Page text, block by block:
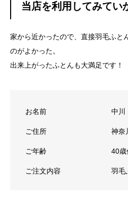
当店を利用してみてい
家から近かったので、直接羽毛ふと
のがよかった。
出来上がったふとんも大満足です！
お名前 中
ご住所 神奈
ご年齢 40歳
ご注文内容 羽毛